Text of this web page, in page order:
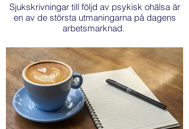
Sjukskrivningar till följd av psykisk ohälsa är
en av de största utmaningarna på dagens
arbetsmarknad.